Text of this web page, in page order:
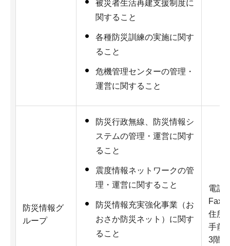
被災者生活再建支援制度に
関すること
各種防災訓練の実施に関す
ること
危機管理センターの管理・
運営に関すること
防災情報グ
ループ
防災行政無線、防災情報シ
ステムの管理・運営に関す
ること
震度情報ネットワークの管
理・運営に関すること
防災情報充実強化事業（お
おさか防災ネット）に関す
ること
電話
Fax
住所
手前
3階